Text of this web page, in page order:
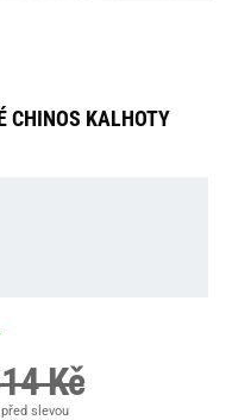
CHINOS KALHOTY
Kč
slevou